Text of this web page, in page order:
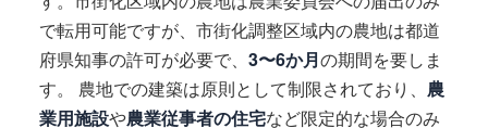
で転用可能ですが、市街化調整区域内の農地は都道
府県知事の許可が必要で、 3〜6か月の期間を要しま
す。 農地での建築は原則として制限されており、 農
業用施設や農業従事者の住宅など限定的な場合のみ